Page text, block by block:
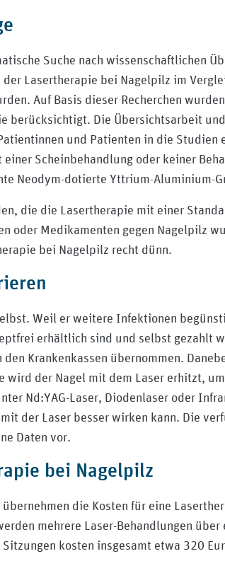
Suche nach wissenschaftlichen
Lasertherapie bei Nagelpilz im
Auf Basis dieser Recherchen
berücksichtigt. Die Übersichtsarbeit
und Patienten in die
Scheinbehandlung oder keiner
Neodym-dotierte Yttrium-Aluminium-
die die Lasertherapie mit einer
oder Medikamenten gegen Nagelpilz
bei Nagelpilz recht dünn.
Weil er weitere Infektionen
erhältlich sind und selbst gezahlt
Krankenkassen übernommen.
wird der Nagel mit dem Laser erhitzt,
Nd:YAG-Laser, Diodenlaser oder
der Laser besser wirken kann. Die
Daten vor.
bei Nagelpilz
die Kosten für eine
mehrere Laser-Behandlungen
kosten insgesamt etwa 320